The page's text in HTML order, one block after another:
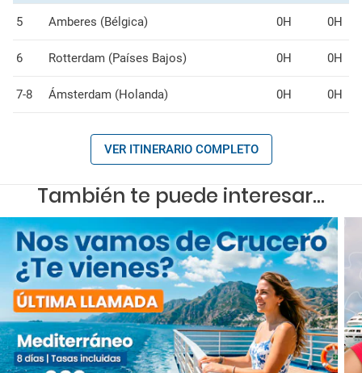
5 Amberes (Bélgica) 0H 0H
6 Rotterdam (Países Bajos) 0H 0H
7-8 Ámsterdam (Holanda) 0H 0H
VER ITINERARIO COMPLETO
También te puede interesar...